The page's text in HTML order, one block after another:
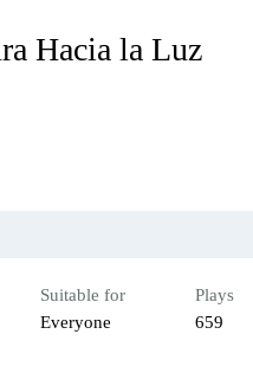
Hacia la Luz
Suitable for
Everyone
Plays
659